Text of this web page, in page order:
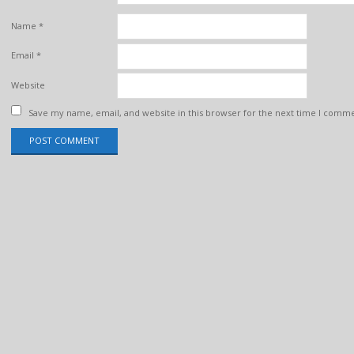
Name *
Email *
Website
Save my name, email, and website in this browser for the next time I